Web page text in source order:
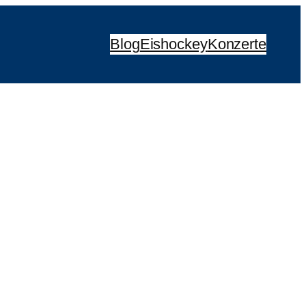
BlogEishockeyKonzerte